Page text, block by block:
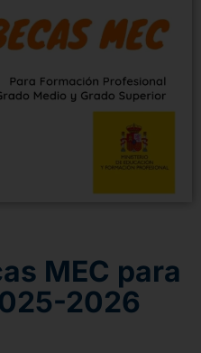
MEC para
2026